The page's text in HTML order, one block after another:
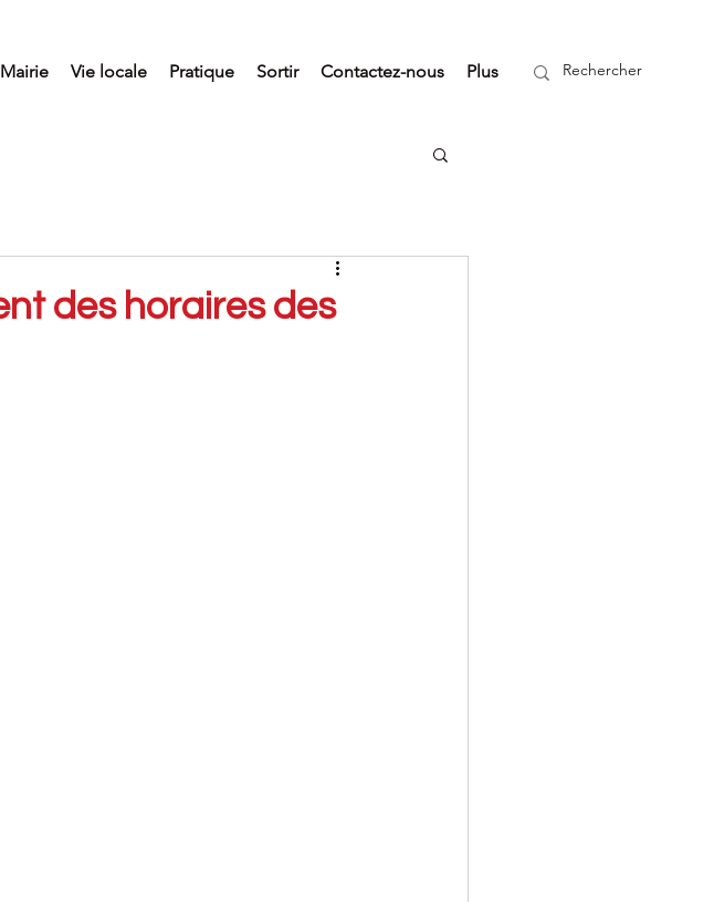
Mairie Vie locale Pratique Sortir Contactez-nous Plus
des horaires des